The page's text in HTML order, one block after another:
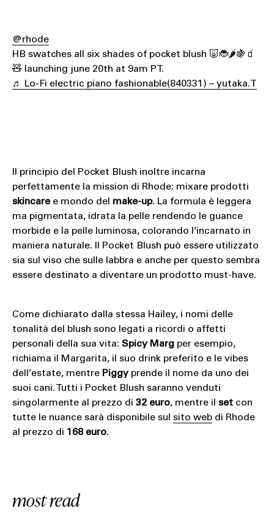
@rhode
HB swatches all six shades of pocket blush 🐷🐞🌶️🍇🧃
🧸 launching june 20th at 9am PT.
♬ Lo-Fi electric piano fashionable(840331) – yutaka.T
Il principio del Pocket Blush inoltre incarna
perfettamente la mission di Rhode: mixare prodotti
skincaree mondo del make-up. La formula è leggera
ma pigmentata, idrata la pelle rendendo le guance
morbide e la pelle luminosa, colorando l’incarnato in
maniera naturale. Il Pocket Blush può essere utilizzato
sia sul viso che sulle labbra e anche per questo sembra
essere destinato a diventare un prodotto must-have.
Come dichiarato dalla stessa Hailey, i nomi delle
tonalità del blush sono legati a ricordi o affetti
personali della sua vita: Spicy Margper esempio,
richiama il Margarita, il suo drink preferito e le vibes
dell’estate, mentre Piggyprende il nome da uno dei
suoi cani. Tutti i Pocket Blush saranno venduti
singolarmente al prezzo di 32 euro, mentre il setcon
tutte le nuance sarà disponibile sul sito webdi Rhode
al prezzo di 168 euro.
most read